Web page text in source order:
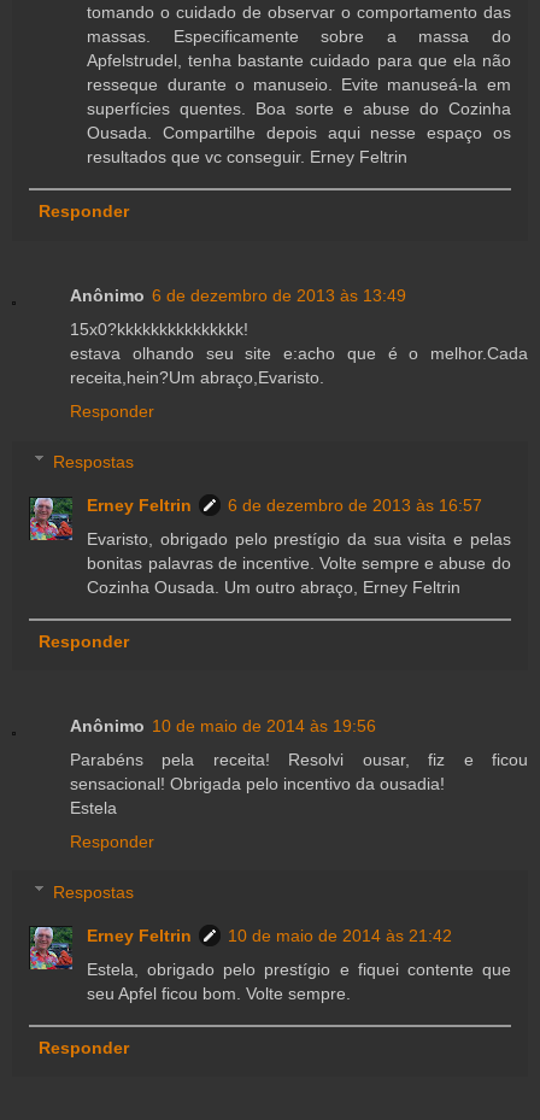
tomando o cuidado de observar o comportamento das
massas. Especificamente sobre a massa do
Apfelstrudel, tenha bastante cuidado para que ela não
resseque durante o manuseio. Evite manuseá-la em
superfícies quentes. Boa sorte e abuse do Cozinha
Ousada. Compartilhe depois aqui nesse espaço os
resultados que vc conseguir. Erney Feltrin
Responder
Anônimo 6 de dezembro de 2013 às 13:49
15x0?kkkkkkkkkkkkkkk!
estava olhando seu site e:acho que é o melhor.Cada
receita,hein?Um abraço,Evaristo.
Responder
Respostas
Erney Feltrin
6 de dezembro de 2013 às 16:57
Evaristo, obrigado pelo prestígio da sua visita e pelas
bonitas palavras de incentive. Volte sempre e abuse do
Cozinha Ousada. Um outro abraço, Erney Feltrin
Responder
Anônimo 10 de maio de 2014 às 19:56
Parabéns pela receita! Resolvi ousar, fiz e ficou
sensacional! Obrigada pelo incentivo da ousadia!
Estela
Responder
Respostas
Erney Feltrin
10 de maio de 2014 às 21:42
Estela, obrigado pelo prestígio e fiquei contente que
seu Apfel ficou bom. Volte sempre.
Responder